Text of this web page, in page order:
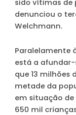
sido vítimas de
denunciou o
Welchmann.
Paralelamente
está a
que 13 milhões
metade da
em situação
650 mil